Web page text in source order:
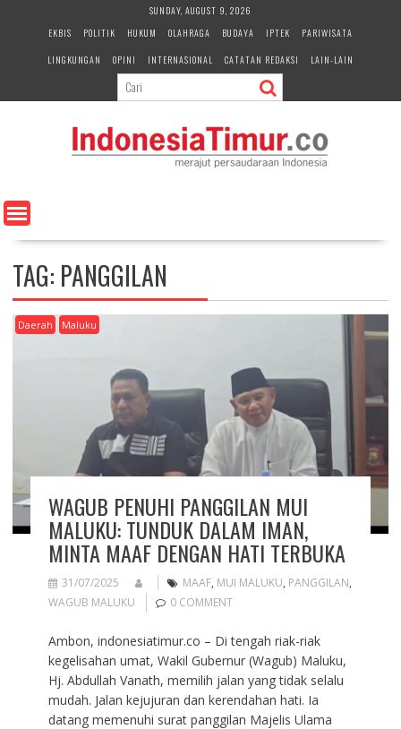
e
n
SUNDAY, AUGUST 9, 2026
EKBIS
POLITIK HUKUM OLAHRAGA BUDAYA IPTEK
PARIWISATA
LINGKUNGAN
OPINI INTERNASIONAL CATATAN REDAKSI LAIN-LAIN
TAG: PANGGILAN
Daerah Maluku
WAGUB PENUHI PANGGILAN MUI
MALUKU: TUNDUK DALAM IMAN,
MINTA MAAF DENGAN HATI TERBUKA
31/07/2025 MAAF, MUI MALUKU, PANGGILAN,
WAGUB MALUKU
0 COMMENT
Ambon, indonesiatimur.co – Di tengah riak-riak
kegelisahan umat, Wakil Gubernur (Wagub) Maluku,
Hj. Abdullah Vanath, memilih jalan yang tidak selalu
mudah. Jalan kejujuran dan kerendahan hati. Ia
datang memenuhi surat panggilan Majelis Ulama